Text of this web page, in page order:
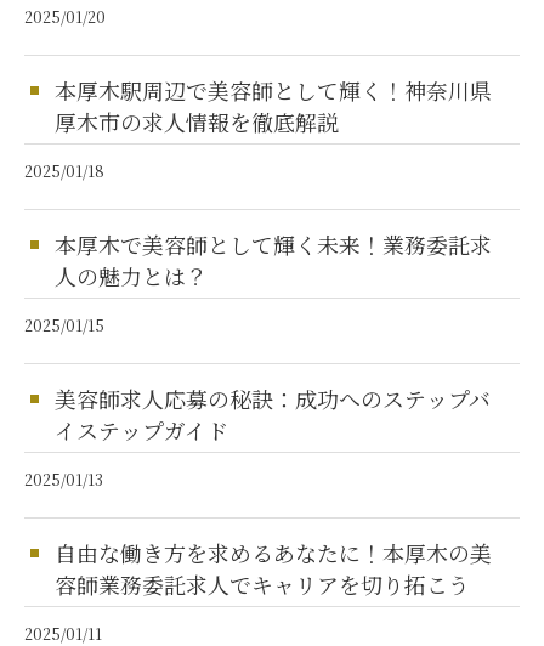
2025/01/20
本厚木駅周辺で美容師として輝く！神奈川県
厚木市の求人情報を徹底解説
2025/01/18
本厚木で美容師として輝く未来！業務委託求
人の魅力とは？
2025/01/15
美容師求人応募の秘訣：成功へのステップバ
イステップガイド
2025/01/13
自由な働き方を求めるあなたに！本厚木の美
容師業務委託求人でキャリアを切り拓こう
2025/01/11